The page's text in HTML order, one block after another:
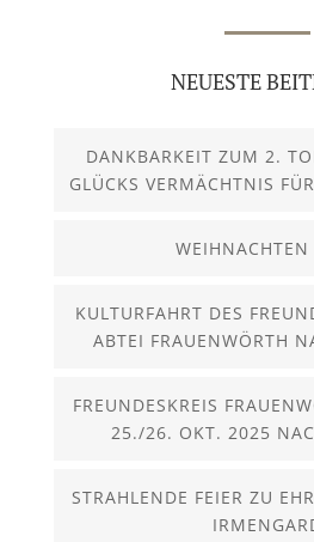
NEUESTE
DANKBARKEIT ZUM 2.
GLÜCKS VERMÄCHTNIS
KULTURFAHRT DES
ABTEI FRAUENWÖRTH
FREUNDESKREIS
25./26. OKT. 2025
STRAHLENDE FEIER ZU